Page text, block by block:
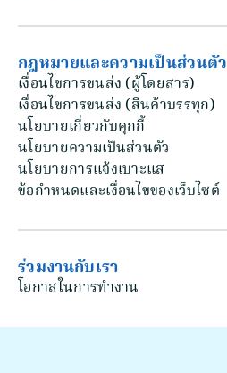
กฎหมายและความเป็นส่วนตัว
เงื่อนไขการขนส่ง (ผู้โดยสาร)
เงื่อนไขการขนส่ง (สินค้าบรรทุก)
นโยบายเกี่ยวกับคุกกี้
นโยบายความเป็นส่วนตัว
นโยบายการแจ้งเบาะแส
ข้อกําหนดและเงื่อนไขของเว็บไซต์
ร่วมงานกับเรา
โอกาสในการทํางาน